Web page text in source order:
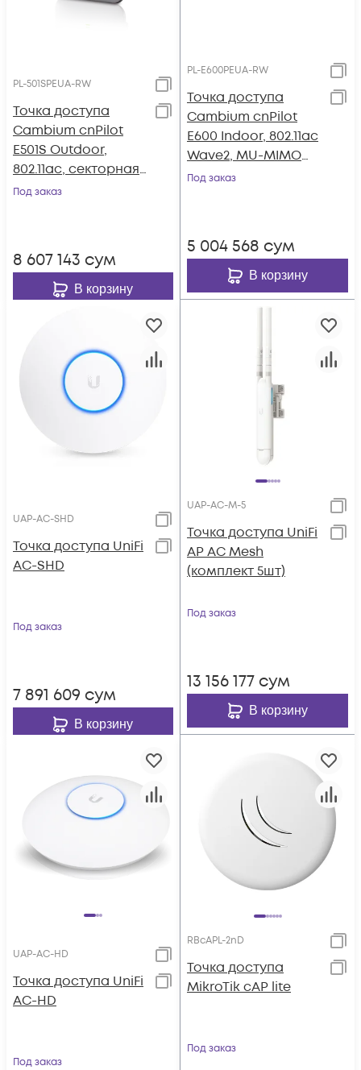
PL-501SPEUA-RW
Точка доступа
Cambium cnPilot
E501S Outdoor,
802.11ac, секторная
антенна 120°
Под заказ
8 607 143 сум
В корзину
PL-E600PEUA-RW
Точка доступа
Cambium cnPilot
E600 Indoor, 802.11ac
Wave2, MU-MIMO
4x4,
Под заказ
5 004 568 сум
В корзину
UAP-AC-SHD
Toчка доступа UniFi
AC-SHD
Под заказ
7 891 609 сум
В корзину
UAP-AC-M-5
Toчка доступа UniFi
AP AC Mesh
(комплект 5шт)
Под заказ
13 156 177 сум
В корзину
UAP-AC-HD
Toчка доступа UniFi
AC-HD
Под заказ
RBcAPL-2nD
Точка доступа
MikroTik cAP lite
Под заказ